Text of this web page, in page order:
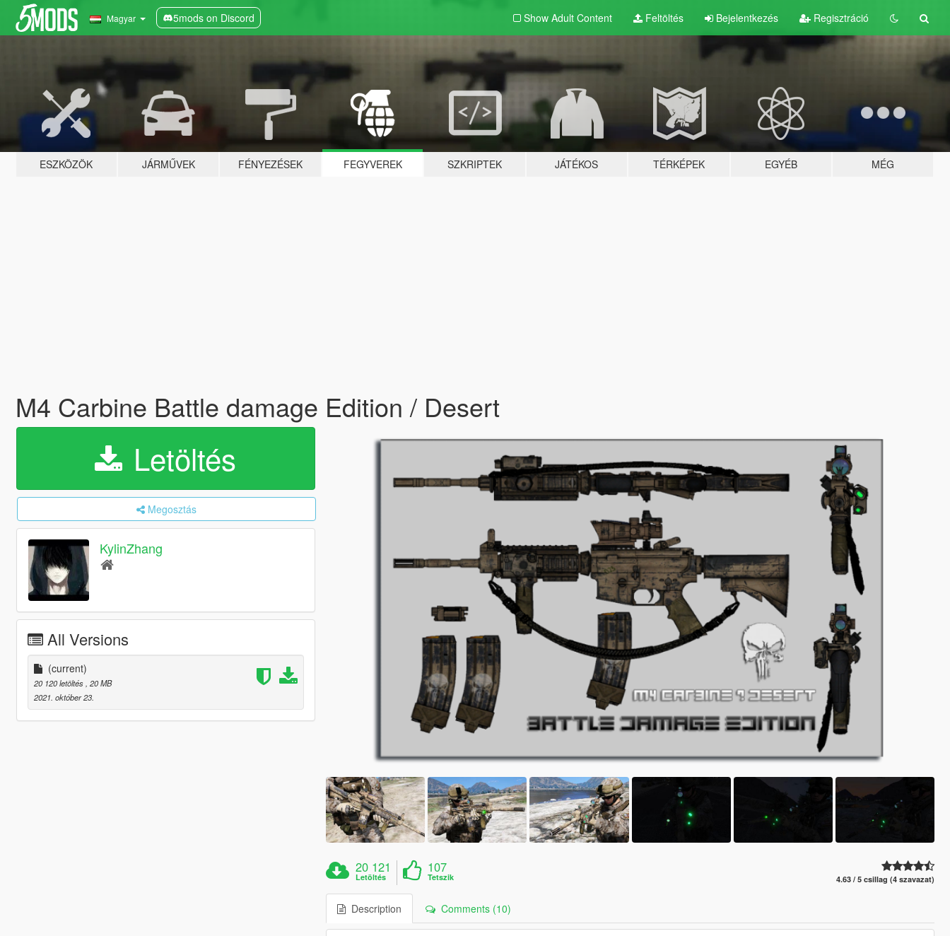
Magyar 5mods on Discord Show Adult Content Feltöltés Bejelentkezés Regisztráció
ESZKÖZÖK JÁRMŰVEK FÉNYEZÉSEK FEGYVEREK SZKRIPTEK JÁTÉKOS TÉRKÉPEK EGYÉB MÉG
M4 Carbine Battle damage Edition / Desert
Letöltés
Megosztás
KylinZhang
All Versions
(current)
20 120 letöltés , 20 MB
2021. október 23.
20 121
Letöltés
107
Tetszik 4.63 / 5 csillag (4 szavazat)
Description Comments (10)